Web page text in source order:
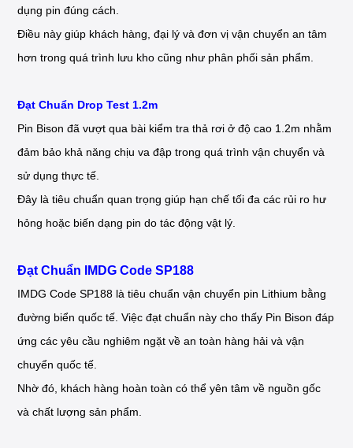
dụng pin đúng cách.
Điều này giúp khách hàng, đại lý và đơn vị vận chuyển an tâm
hơn trong quá trình lưu kho cũng như phân phối sản phẩm.
Đạt Chuẩn Drop Test 1.2m
Pin Bison đã vượt qua bài kiểm tra thả rơi ở độ cao 1.2m nhằm
đảm bảo khả năng chịu va đập trong quá trình vận chuyển và
sử dụng thực tế.
Đây là tiêu chuẩn quan trọng giúp hạn chế tối đa các rủi ro hư
hỏng hoặc biến dạng pin do tác động vật lý.
Đạt Chuẩn IMDG Code SP188
IMDG Code SP188 là tiêu chuẩn vận chuyển pin Lithium bằng
đường biển quốc tế. Việc đạt chuẩn này cho thấy Pin Bison đáp
ứng các yêu cầu nghiêm ngặt về an toàn hàng hải và vận
chuyển quốc tế.
Nhờ đó, khách hàng hoàn toàn có thể yên tâm về nguồn gốc
và chất lượng sản phẩm.